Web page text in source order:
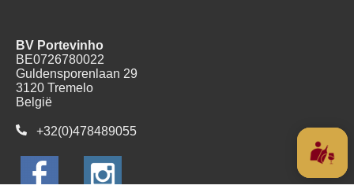
BV Portevinho
BE0726780022
Guldensporenlaan 29
3120 Tremelo
België
+32(0)478489055